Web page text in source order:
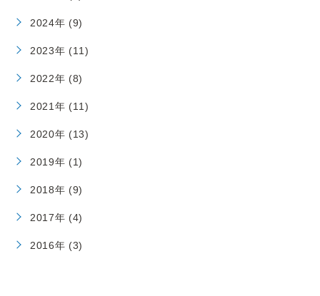
2024年 (9)
2023年 (11)
2022年 (8)
2021年 (11)
2020年 (13)
2019年 (1)
2018年 (9)
2017年 (4)
2016年 (3)